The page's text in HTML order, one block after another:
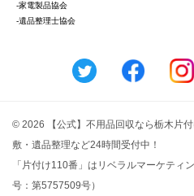
-家電製品協会
-遺品整理士協会
© 2026 【公式】不用品回収なら栃木片
敷・遺品整理など24時間受付中！
「片付け110番」はリベラルマーケティ
号：第5757509号）